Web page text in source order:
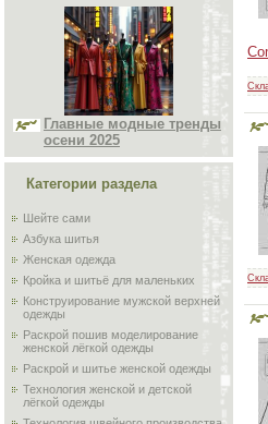
Главные модные тренды
осени 2025
Категории раздела
Шейте сами
Азбука шитья
Женская одежда
Кройка и шитьё для маленьких
Конструирование мужской верхней
одежды
Раскрой пошив моделирование
женской лёгкой одежды
Раскрой и шитье женской одежды
Технология женской и детской
лёгкой одежды